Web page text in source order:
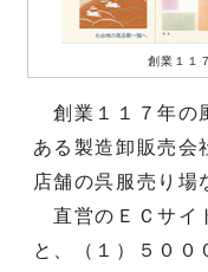
創業１１
創業１１７年の
ある製造卸販売会
店舗の呉服売り場
直営のＥＣサイ
と、（１）５００